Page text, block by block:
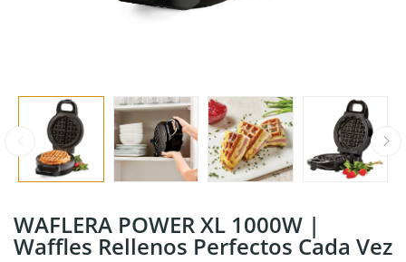
WAFLERA POWER XL 1000W |
Waffles Rellenos Perfectos Cada Vez